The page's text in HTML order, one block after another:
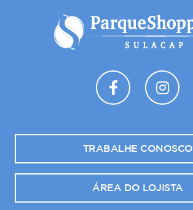
TRABALHE CONOSCO
ÁREA DO LOJISTA